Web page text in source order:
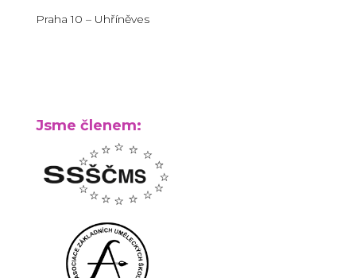
Praha 10 – Uhříněves
Jsme členem: